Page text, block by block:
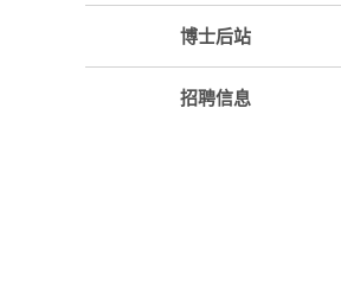
博士后站
招聘信息